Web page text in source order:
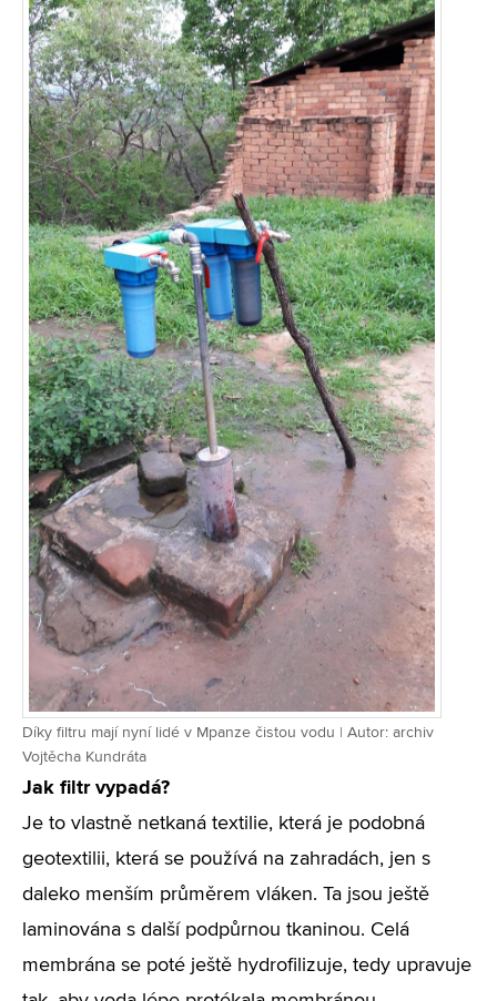
Díky filtru mají nyní lidé v Mpanze čistou vodu | Autor: archiv
Vojtěcha Kundráta
Jak filtr vypadá?
Je to vlastně netkaná textilie, která je podobná
geotextilii, která se používá na zahradách, jen s
daleko menším průměrem vláken. Ta jsou ještě
laminována s další podpůrnou tkaninou. Celá
membrána se poté ještě hydrofilizuje, tedy upravuje